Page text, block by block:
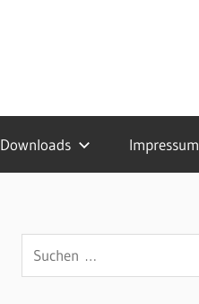
Downloads Impressum
Suchen
nach: